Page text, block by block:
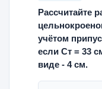
Рассчитайте
учётом
если Ст = 33
виде - 4 см.